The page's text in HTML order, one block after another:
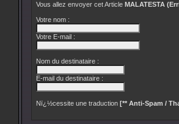
Vous allez envoyer cet Article MALATESTA
Votre nom :
Votre E-mail :
Nom du destinataire :
E-mail du destinataire :
Nï¿½cessite une traduction [** Anti-Spam /